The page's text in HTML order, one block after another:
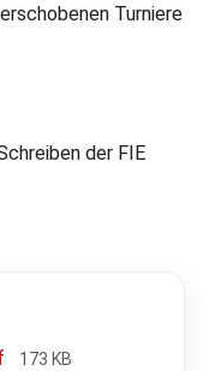
Turniere
der FIE
173 KB